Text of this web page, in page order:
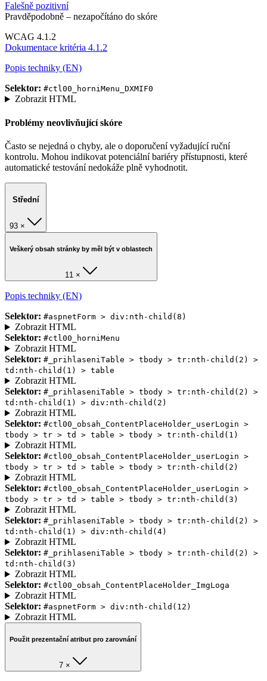
Falešně pozitivní
Pravděpodobně – nezapočítáno do skóre
WCAG 4.1.2
Dokumentace kritéria 4.1.2
Popis techniky (EN)
Selektor: #ctl00_horniMenu_DXMIF0
Zobrazit HTML
Problémy neovlivňující skóre
Často se nejedná o chyby, ale o doporučení vyžadující ruční
kontrolu. Mohou indikovat potenciální bariéry přístupnosti, které
automatické testování nedokáže plně vyhodnotit.
Střední
93 ×
Veškerý obsah stránky by měl být v oblastech
11 ×
Popis techniky (EN)
Selektor: #aspnetForm > div:nth-child(8)
Zobrazit HTML
Selektor: #ctl00_horniMenu
Zobrazit HTML
Selektor: #_prihlaseniTable > tbody > tr:nth-child(2) >
td:nth-child(1) > table
Zobrazit HTML
Selektor: #_prihlaseniTable > tbody > tr:nth-child(2) >
td:nth-child(1) > div:nth-child(2)
Zobrazit HTML
Selektor: #ctl00_obsah_ContentPlaceHolder_userLogin >
tbody > tr > td > table > tbody > tr:nth-child(1)
Zobrazit HTML
Selektor: #ctl00_obsah_ContentPlaceHolder_userLogin >
tbody > tr > td > table > tbody > tr:nth-child(2)
Zobrazit HTML
Selektor: #ctl00_obsah_ContentPlaceHolder_userLogin >
tbody > tr > td > table > tbody > tr:nth-child(3)
Zobrazit HTML
Selektor: #_prihlaseniTable > tbody > tr:nth-child(2) >
td:nth-child(1) > div:nth-child(4)
Zobrazit HTML
Selektor: #_prihlaseniTable > tbody > tr:nth-child(2) >
td:nth-child(3)
Zobrazit HTML
Selektor: #ctl00_obsah_ContentPlaceHolder_ImgLoga
Zobrazit HTML
Selektor: #aspnetForm > div:nth-child(12)
Zobrazit HTML
Použit prezentační atribut pro zarovnání
7 ×